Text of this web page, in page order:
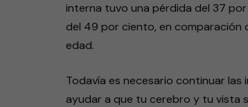
interna tuvo una pérdida del 37
del 49 por ciento, en comparación
edad.
Todavía es necesario continuar las
ayudar a que tu cerebro y tu vista